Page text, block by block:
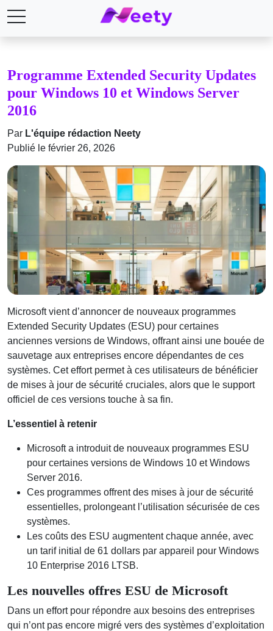
Programme Extended Security Updates
pour Windows 10 et Windows Server
2016
Par L'équipe rédaction Neety
Publié le février 26, 2026
Microsoft vient d’annoncer de nouveaux programmes
Extended Security Updates (ESU) pour certaines
anciennes versions de Windows, offrant ainsi une bouée de
sauvetage aux entreprises encore dépendantes de ces
systèmes. Cet effort permet à ces utilisateurs de bénéficier
de mises à jour de sécurité cruciales, alors que le support
officiel de ces versions touche à sa fin.
L’essentiel à retenir
Microsoft a introduit de nouveaux programmes ESU
pour certaines versions de Windows 10 et Windows
Server 2016.
Ces programmes offrent des mises à jour de sécurité
essentielles, prolongeant l’utilisation sécurisée de ces
systèmes.
Les coûts des ESU augmentent chaque année, avec
un tarif initial de 61 dollars par appareil pour Windows
10 Enterprise 2016 LTSB.
Les nouvelles offres ESU de Microsoft
Dans un effort pour répondre aux besoins des entreprises
qui n’ont pas encore migré vers des systèmes d’exploitation